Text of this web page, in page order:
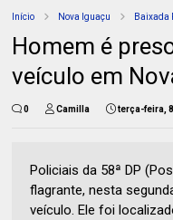
Início Nova Iguaçu Baixada
Homem é
veículo em
0 Camilla terça-feira,
Policiais da 58ª DP
flagrante, nesta
veículo. Ele foi